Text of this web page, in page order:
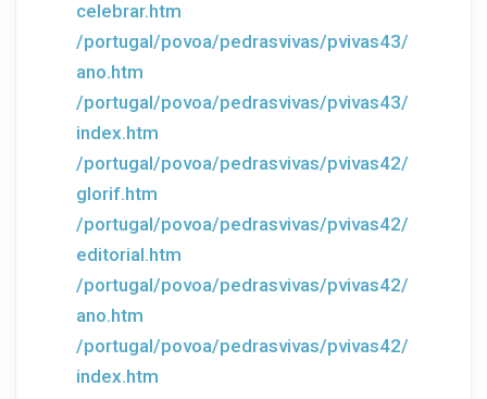
celebrar.htm
/portugal/povoa/pedrasvivas/pvivas43/
ano.htm
/portugal/povoa/pedrasvivas/pvivas43/
index.htm
/portugal/povoa/pedrasvivas/pvivas42/
glorif.htm
/portugal/povoa/pedrasvivas/pvivas42/
editorial.htm
/portugal/povoa/pedrasvivas/pvivas42/
ano.htm
/portugal/povoa/pedrasvivas/pvivas42/
index.htm